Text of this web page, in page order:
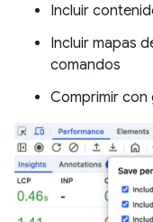
Incluir
Incluir mapas
comandos
Comprimir con